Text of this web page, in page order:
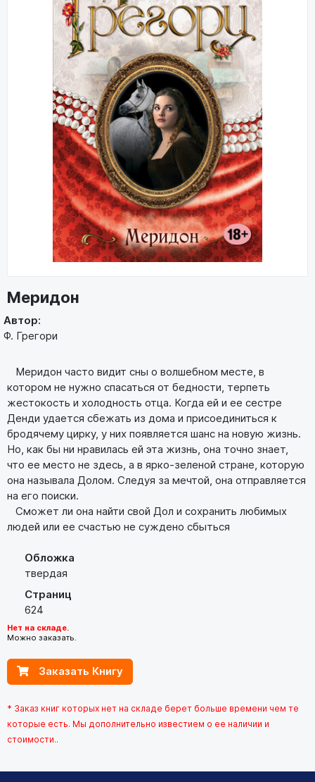
Меридон
Автор:
Ф. Грегори
Меридон часто видит сны о волшебном месте, в
котором не нужно спасаться от бедности, терпеть
жестокость и холодность отца. Когда ей и ее сестре
Денди удается сбежать из дома и присоединиться к
бродячему цирку, у них появляется шанс на новую жизнь.
Но, как бы ни нравилась ей эта жизнь, она точно знает,
что ее место не здесь, а в ярко-зеленой стране, которую
она называла Долом. Следуя за мечтой, она отправляется
на его поиски.
Сможет ли она найти свой Дол и сохранить любимых
людей или ее счастью не суждено сбыться
Обложка
твердая
Страниц
624
Нет на складе.
Можно заказать.
Заказать Книгу
* Заказ книг которых нет на складе берет больше времени чем те
которые есть. Мы дополнительно известием о ее наличии и
стоимости..